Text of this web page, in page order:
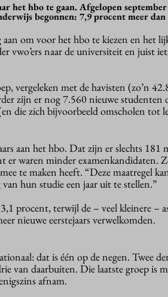
het hbo te gaan. Afgelopen
begonnen: 7,9 procent meer
om voor het hbo te kiezen en het
vwo’ers naar de universiteit en juist
vergeleken met de havisten (zo’n
zijn er nog 7.560 nieuwe studenten
die zich bijvoorbeeld omscholen tot
aan het hbo. Dat zijn er slechts 181
er waren minder examenkandidaten.
te maken heeft. “Deze maatregel
hun studie een jaar uit te stellen.”
procent, terwijl de – veel kleinere –
nieuwe eerstejaars verwelkomden.
dat is één op de negen. Twee
van daarbuiten. Die laatste groep is
afnam.